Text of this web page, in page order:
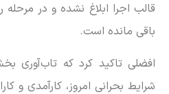
قالب اجرا ابلاغ نشده و در
باقی مانده است.
افضلی تاکید کرد که تاب‌آوری
شرایط بحرانی امروز، کارآمدی و